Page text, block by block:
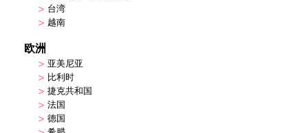
> 台湾
> 越南
欧洲
> 亚美尼亚
> 比利时
> 捷克共和国
> 法国
> 德国